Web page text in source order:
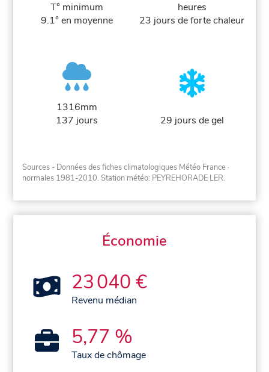
T° minimum
9.1° en moyenne
heures
23 jours de forte chaleur
1316mm
137 jours
29 jours de gel
Sources - Données des fiches climatologiques Météo France ·
normales 1981-2010. Station météo: PEYREHORADE LER.
Économie
23 040 €
Revenu médian
5,77 %
Taux de chômage